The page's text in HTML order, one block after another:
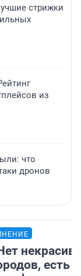
стрижки
из
что
дронов
есть